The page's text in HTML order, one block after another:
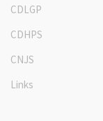
CDLGP
CDHPS
CNJS
Links